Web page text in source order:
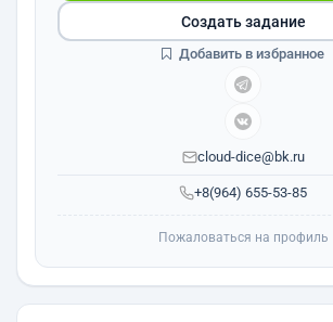
+8(964) 655-53-85
cloud-dice@bk.ru
Создать задание
Добавить в избранное
Пожаловаться на профиль